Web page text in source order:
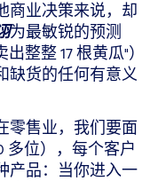
商业决策来说，却
为最敏锐的预测
整整 17 根黄瓜"）
缺货的任何有意义
零售业，我们要面
多位），每个客户
产品：当你进入一